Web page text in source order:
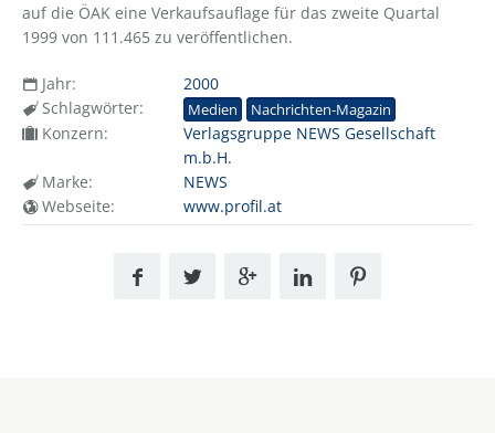
auf die ÖAK eine Verkaufsauflage für das zweite Quartal
1999 von 111.465 zu veröffentlichen.
Jahr:
2000
Schlagwörter:
Medien Nachrichten-Magazin
Konzern:
Verlagsgruppe NEWS Gesellschaft
m.b.H.
Marke:
NEWS
Webseite:
www.profil.at